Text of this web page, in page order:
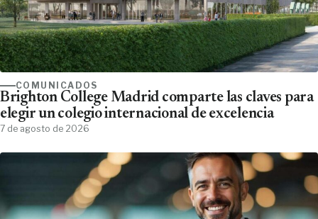
COMUNICADOS
Brighton College Madrid comparte las claves para
elegir un colegio internacional de excelencia
7 de agosto de 2026